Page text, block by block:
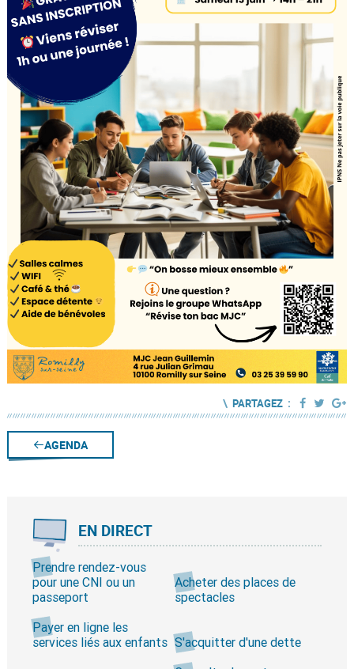
\ PARTAGEZ :
AGENDA
EN DIRECT
Prendre rendez-vous
pour une CNI ou un
passeport
Acheter des places de
spectacles
Payer en ligne les
services liés aux enfants S'acquitter d'une dette